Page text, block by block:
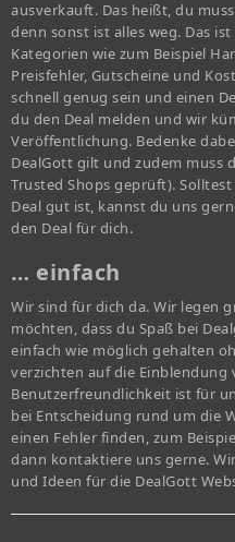
ausverkauft. Das heißt, du
denn sonst ist alles weg. Das
Kategorien wie zum Beispiel
Preisfehler, Gutscheine und
schnell genug sein und einen
du den Deal melden und wir
Veröffentlichung. Bedenke
DealGott gilt und zudem muss
Trusted Shops geprüft).
Deal gut ist, kannst du uns
den Deal für dich.
… einfach
Wir sind für dich da. Wir legen
möchten, dass du Spaß bei
einfach wie möglich gehalten
verzichten auf die Einblendung
Benutzerfreundlichkeit ist für
bei Entscheidung rund um die
einen Fehler finden, zum
dann kontaktiere uns gerne.
und Ideen für die DealGott